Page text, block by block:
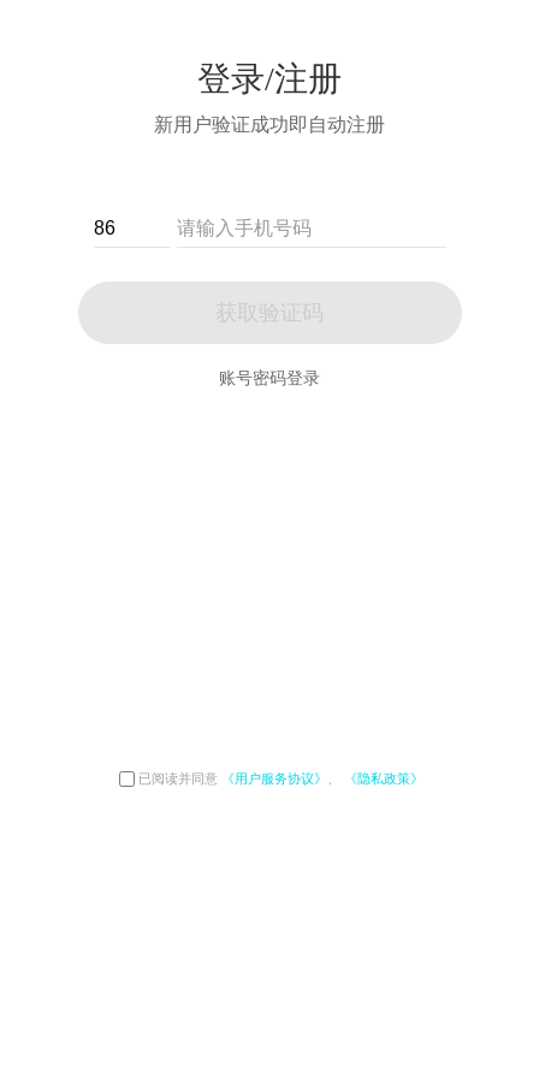
登录/注册
新用户验证成功即自动注册
获取验证码
账号密码登录
已阅读并同意 《用户服务协议》 《隐私政策》